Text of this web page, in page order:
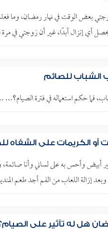
بعض الوقت في نهار رمضان، وما
يحصل أي إنزال أبدًا، غير أن زوجتي
للصائم
فما حكم استعماله في فترة
أو الكريمات على الشفاه
أبيض وأحس به على لساني وأنا
إزالة اللعاب من الفم أجد طعم
هل له تأثير على